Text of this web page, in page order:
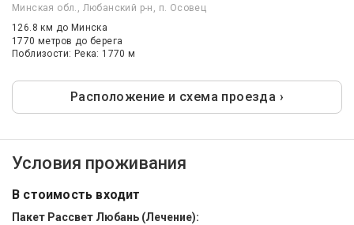
Минская обл., Любанский р-н, п. Осовец
126.8 км до Минска
1770 метров до берега
Поблизости: Река: 1770 м
Расположение и схема проезда ›
Условия проживания
В стоимость входит
Пакет Рассвет Любань (Лечение):